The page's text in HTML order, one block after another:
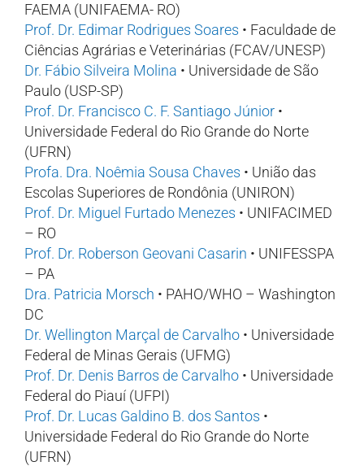
FAEMA (UNIFAEMA- RO)
Prof. Dr. Edimar Rodrigues Soares • Faculdade de
Ciências Agrárias e Veterinárias (FCAV/UNESP)
Dr. Fábio Silveira Molina • Universidade de São
Paulo (USP-SP)
Prof. Dr. Francisco C. F. Santiago Júnior •
Universidade Federal do Rio Grande do Norte
(UFRN)
Profa. Dra. Noêmia Sousa Chaves • União das
Escolas Superiores de Rondônia (UNIRON)
Prof. Dr. Miguel Furtado Menezes • UNIFACIMED
– RO
Prof. Dr. Roberson Geovani Casarin • UNIFESSPA
– PA
Dra. Patricia Morsch • PAHO/WHO – Washington
DC
Dr. Wellington Marçal de Carvalho • Universidade
Federal de Minas Gerais (UFMG)
Prof. Dr. Denis Barros de Carvalho • Universidade
Federal do Piauí (UFPI)
Prof. Dr. Lucas Galdino B. dos Santos •
Universidade Federal do Rio Grande do Norte
(UFRN)